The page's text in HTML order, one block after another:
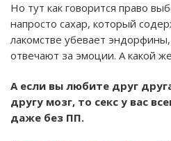
Но тут как говорится право
напросто сахар, который
лакомстве убевает
отвечают за эмоции. А какой
А если вы любите друг
другу мозг, то секс у вас
даже без ПП.